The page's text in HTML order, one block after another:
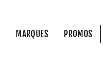
MARQUES PROMOS